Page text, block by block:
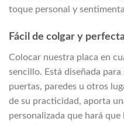
toque personal y
Fácil de colgar y
Colocar nuestra placa en
sencillo. Está diseñada
puertas, paredes u otros
de su practicidad, aporta
personalizada que hará